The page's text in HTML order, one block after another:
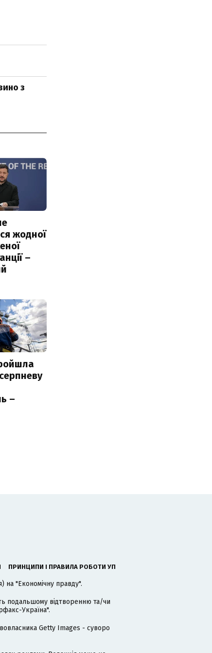
з
жодної
–
–
ПРИНЦИПИ І ПРАВИЛА РОБОТИ УП
на "Економічну правду".
подальшому відтворенню та/чи
Україна".
Getty Images - суворо